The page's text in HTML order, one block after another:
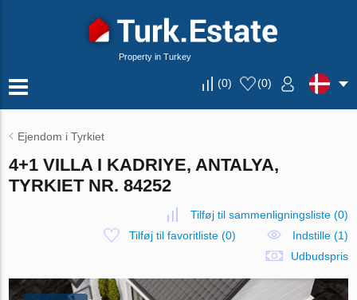
Property in Turkey
(0) (0)
Ejendom i Tyrkiet
4+1 VILLA I KADRIYE, ANTALYA,
TYRKIET NR. 84252
Tilføj til sammenligningsliste(0)
Tilføj til favoritliste (0)
Indstille (1)
Udbudspris